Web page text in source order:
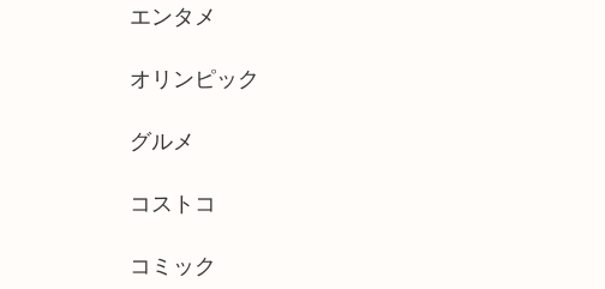
エンタメ
オリンピック
グルメ
コストコ
コミック